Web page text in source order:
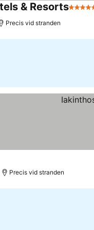
& Resorts5
Precis vid stranden
Precis vid stranden